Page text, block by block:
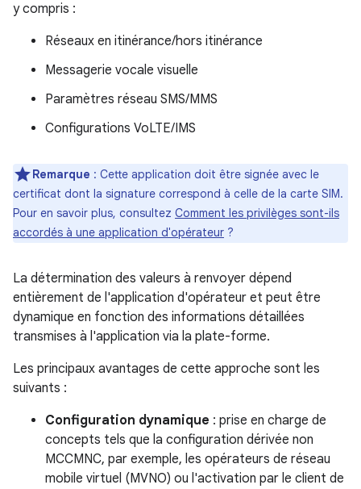
y compris :
Réseaux en itinérance/hors itinérance
Messagerie vocale visuelle
Paramètres réseau SMS/MMS
Configurations VoLTE/IMS
Remarque : Cette application doit être signée avec le
certificat dont la signature correspond à celle de la carte SIM.
Pour en savoir plus, consultez Comment les privilèges sont-ils
accordés à une application d'opérateur ?
La détermination des valeurs à renvoyer dépend
entièrement de l'application d'opérateur et peut être
dynamique en fonction des informations détaillées
transmises à l'application via la plate-forme.
Les principaux avantages de cette approche sont les
suivants :
Configuration dynamique : prise en charge de
concepts tels que la configuration dérivée non
MCCMNC, par exemple, les opérateurs de réseau
mobile virtuel (MVNO) ou l'activation par le client de